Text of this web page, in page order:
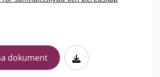
dokument